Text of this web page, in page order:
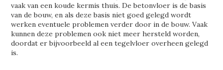
vaak van een koude kermis thuis. De betonvloer is de basis
van de bouw, en als deze basis niet goed gelegd wordt
werken eventuele problemen verder door in de bouw. Vaak
kunnen deze problemen ook niet meer hersteld worden,
doordat er bijvoorbeeld al een tegelvloer overheen gelegd
is.